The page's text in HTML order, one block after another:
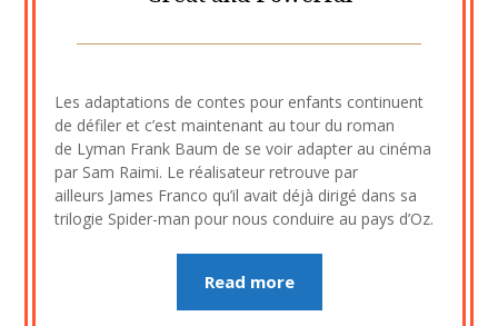
2
septembre
2023
Les adaptations de contes pour enfants continuent
de défiler et c’est maintenant au tour du roman
de Lyman Frank Baum de se voir adapter au cinéma
par Sam Raimi. Le réalisateur retrouve par
ailleurs James Franco qu’il avait déjà dirigé dans sa
trilogie Spider-man pour nous conduire au pays d’Oz.
Read more